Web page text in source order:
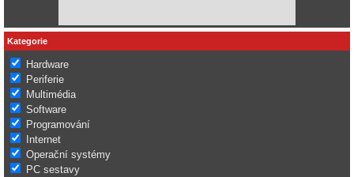
Kategorie
Hardware
Periferie
Multimédia
Software
Programování
Internet
Operační systémy
PC sestavy